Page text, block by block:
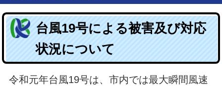
台風19号による被害及び対応
状況について
令和元年台風19号は、市内では最大瞬間風速